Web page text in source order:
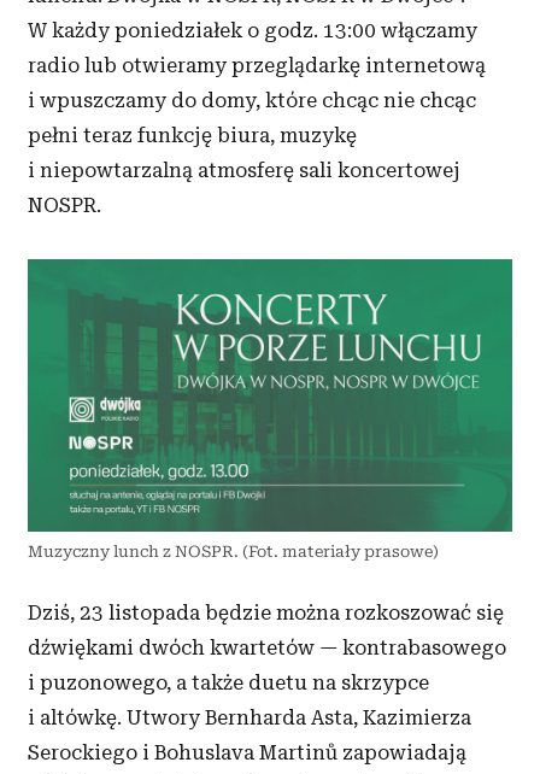
W każdy poniedziałek o godz. 13:00 włączamy
radio lub otwieramy przeglądarkę internetową
i wpuszczamy do domy, które chcąc nie chcąc
pełni teraz funkcję biura, muzykę
i niepowtarzalną atmosferę sali koncertowej
NOSPR.
Muzyczny lunch z NOSPR. (Fot. materiały prasowe)
Dziś, 23 listopada będzie można rozkoszować się
dźwiękami dwóch kwartetów — kontrabasowego
i puzonowego, a także duetu na skrzypce
i altówkę. Utwory Bernharda Asta, Kazimierza
Serockiego i Bohuslava Martinů zapowiadają